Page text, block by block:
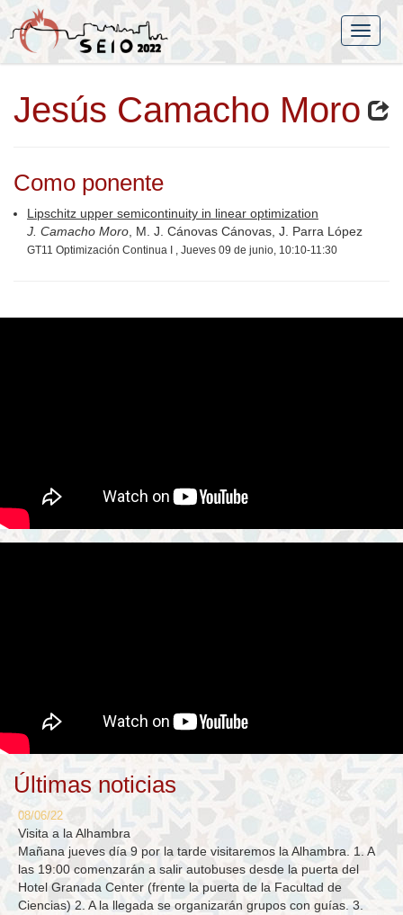
Jesús Camacho Moro
Como ponente
Lipschitz upper semicontinuity in linear optimization
J. Camacho Moro , M. J. Cánovas Cánovas, J. Parra López
GT11 Optimización Continua I , Jueves 09 de junio, 10:10-11:30
Últimas noticias
08/06/22
Visita a la Alhambra
Mañana jueves día 9 por la tarde visitaremos la Alhambra. 1. A
las 19:00 comenzarán a salir autobuses desde la puerta del
Hotel Granada Center (frente la puerta de la Facultad de
Ciencias) 2. A la llegada se organizarán grupos con guías. 3.